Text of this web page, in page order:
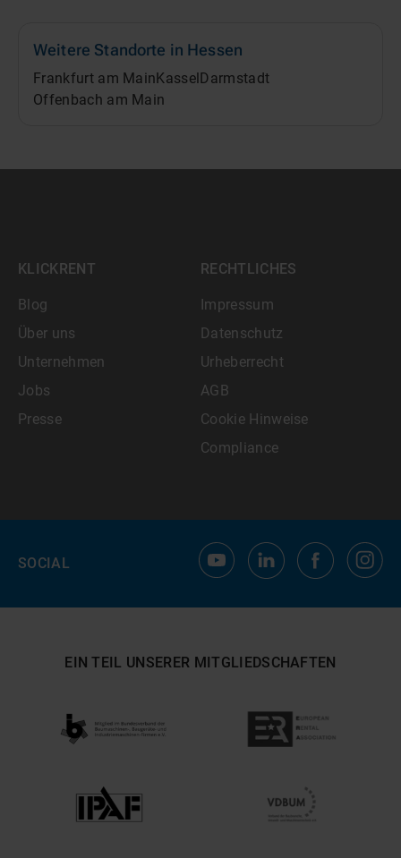
Weitere Standorte in Hessen
Frankfurt am Main Kassel Darmstadt
Offenbach am Main
KLICKRENT
Blog
Über uns
Unternehmen
Jobs
Presse
RECHTLICHES
Impressum
Datenschutz
Urheberrecht
AGB
Cookie Hinweise
Compliance
SOCIAL
EIN TEIL UNSERER MITGLIEDSCHAFTEN